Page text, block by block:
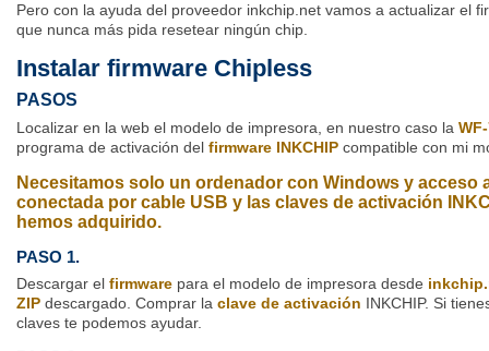
Pero con la ayuda del proveedor inkchip.net vamos a actualizar el
que nunca más pida resetear ningún chip.
Instalar firmware Chipless
PASOS
Localizar en la web el modelo de impresora, en nuestro caso la
programa de activación del firmware INKCHIP compatible con mi
Necesitamos solo un ordenador con Windows y acceso
conectada por cable USB y las claves de activación
hemos adquirido.
PASO 1.
Descargar el firmware para el modelo de impresora desde
ZIP descargado. Comprar la clave de activación INKCHIP. Si
claves te podemos ayudar.